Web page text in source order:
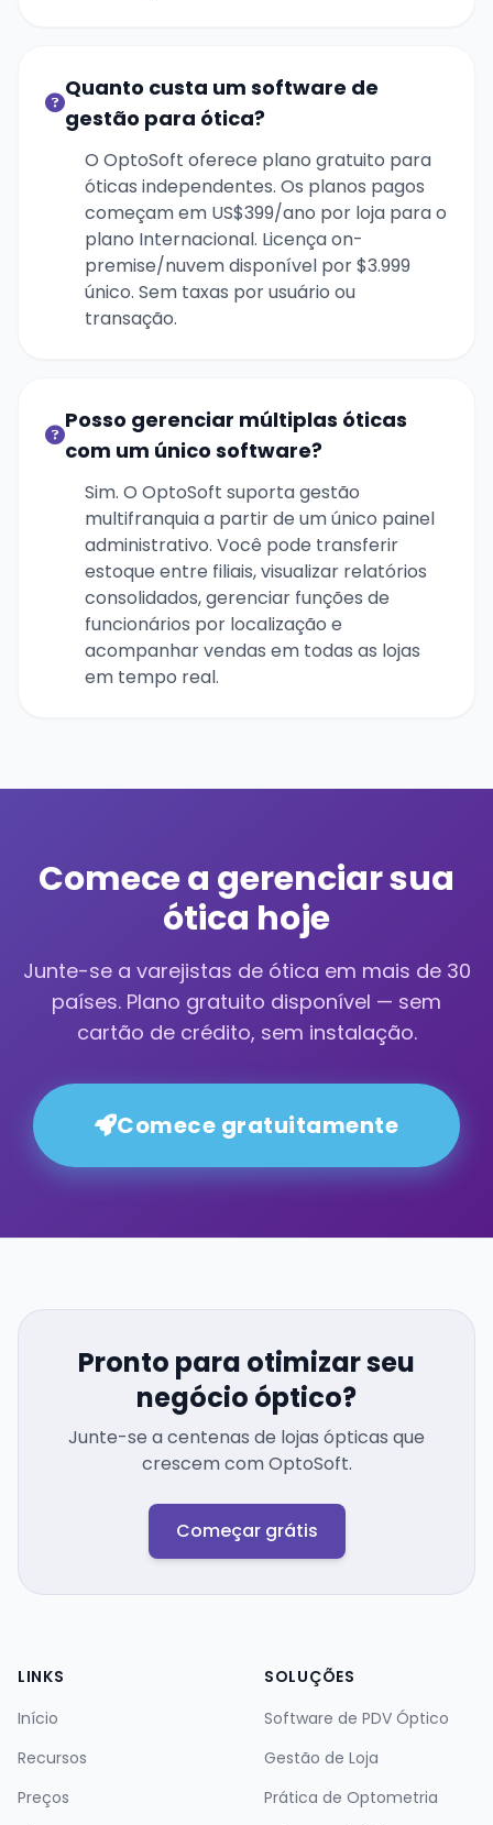
Quanto custa um software de
gestão para ótica?
O OptoSoft oferece plano gratuito para
óticas independentes. Os planos pagos
começam em US$399/ano por loja para o
plano Internacional. Licença on-
premise/nuvem disponível por $3.999
único. Sem taxas por usuário ou
transação.
Posso gerenciar múltiplas óticas
com um único software?
Sim. O OptoSoft suporta gestão
multifranquia a partir de um único painel
administrativo. Você pode transferir
estoque entre filiais, visualizar relatórios
consolidados, gerenciar funções de
funcionários por localização e
acompanhar vendas em todas as lojas
em tempo real.
Comece a gerenciar sua
ótica hoje
Junte-se a varejistas de ótica em mais de 30
países. Plano gratuito disponível — sem
cartão de crédito, sem instalação.
Comece gratuitamente
Pronto para otimizar seu
negócio óptico?
Junte-se a centenas de lojas ópticas que
crescem com OptoSoft.
Começar grátis
LINKS
Início
Recursos
Preços
SOLUÇÕES
Software de PDV Óptico
Gestão de Loja
Prática de Optometria